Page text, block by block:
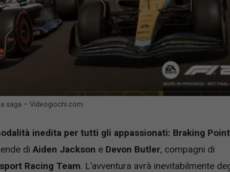
saga – Videogiochi.com
inedita per tutti gli appassionati: Braking Point
di Aiden Jackson e Devon Butler, compagni di
Racing Team. L’avventura avrà inevitabilmente